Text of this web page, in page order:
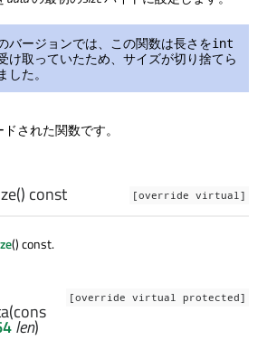
バージョンでは、この関数は長さをint
け取っていたため、サイズが切り捨てら
た。
された関数です。
[override virtual]
() const
() const.
[override virtual protected]
(cons
len)